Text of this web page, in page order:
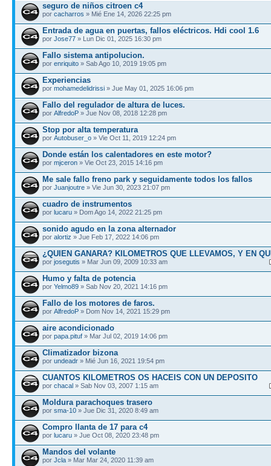
seguro de niños citroen c4
por cacharros » Mié Ene 14, 2026 22:25 pm
Entrada de agua en puertas, fallos eléctricos. Hdi cool 1.6
por Jose77 » Lun Dic 01, 2025 16:30 pm
Fallo sistema antipolucion.
por enriquito » Sab Ago 10, 2019 19:05 pm
Experiencias
por mohamedelidrissi » Jue May 01, 2025 16:06 pm
Fallo del regulador de altura de luces.
por AlfredoP » Jue Nov 08, 2018 12:28 pm
Stop por alta temperatura
por Autobuser_o » Vie Oct 11, 2019 12:24 pm
Donde están los calentadores en este motor?
por mjceron » Vie Oct 23, 2015 14:16 pm
Me sale fallo freno park y seguidamente todos los fallos
por Juanjoutre » Vie Jun 30, 2023 21:07 pm
cuadro de instrumentos
por lucaru » Dom Ago 14, 2022 21:25 pm
sonido agudo en la zona alternador
por alortiz » Jue Feb 17, 2022 14:06 pm
¿QUIEN GANARA? KILOMETROS QUE LLEVAMOS, Y EN
por josegutis » Mar Jun 09, 2009 10:33 am
Humo y falta de potencia
por Yelmo89 » Sab Nov 20, 2021 14:16 pm
Fallo de los motores de faros.
por AlfredoP » Dom Nov 14, 2021 15:29 pm
aire acondicionado
por papa.pituf » Mar Jul 02, 2019 14:06 pm
Climatizador bizona
por undeadr » Mié Jun 16, 2021 19:54 pm
CUANTOS KILOMETROS OS HACEIS CON UN DEPOSITO
por chacal » Sab Nov 03, 2007 1:15 am
Moldura parachoques trasero
por sma-10 » Jue Dic 31, 2020 8:49 am
Compro llanta de 17 para c4
por lucaru » Jue Oct 08, 2020 23:48 pm
Mandos del volante
por Jcla » Mar Mar 24, 2020 11:39 am